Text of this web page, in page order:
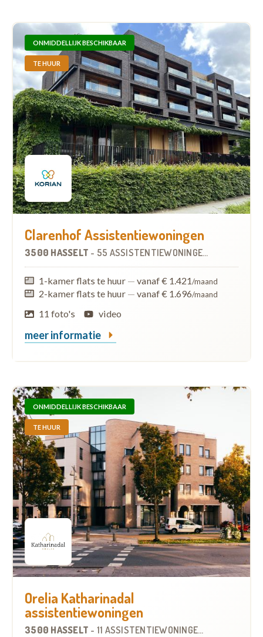
ONMIDDELLIJK BESCHIKBAAR
TE HUUR
Clarenhof Assistentiewoningen
3500 HASSELT - 55 ASSISTENTIEWONINGEN
1-kamer flats te huur — vanaf € 1.421/maand
2-kamer flats te huur — vanaf € 1.696/maand
11 foto's video
meer informatie
ONMIDDELLIJK BESCHIKBAAR
TE HUUR
Orelia Katharinadal
assistentiewoningen
3500 HASSELT - 11 ASSISTENTIEWONINGEN